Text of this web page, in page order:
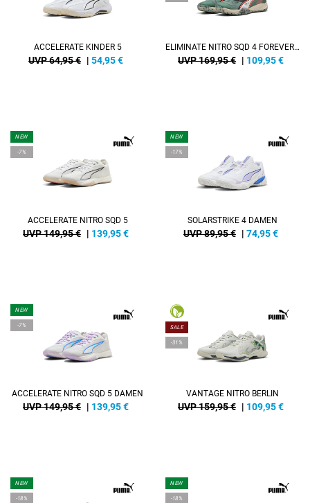
ACCELERATE KINDER 5
UVP 64,95 € | 54,95€
ELIMINATE NITRO SQD 4 FOREVER.BETTER.
UVP 169,95 € | 109,95€
NEW
-7%
ACCELERATE NITRO SQD 5
UVP 149,95 € | 139,95€
NEW
-17%
SOLARSTRIKE 4 DAMEN
UVP 89,95 € | 74,95€
NEW
-7%
ACCELERATE NITRO SQD 5 DAMEN
UVP 149,95 € | 139,95€
SALE
-31%
VANTAGE NITRO BERLIN
UVP 159,95 € | 109,95€
NEW
-18%
NEW
-18%